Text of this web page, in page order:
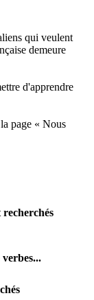
qui veulent
demeure
d'apprendre
page « Nous
recherchés